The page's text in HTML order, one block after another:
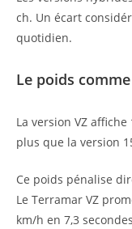
ch. Un écart
quotidien.
Le poids
La version VZ affiche
plus que la version
Ce poids pénalise
Le Terramar VZ
km/h en 7,3